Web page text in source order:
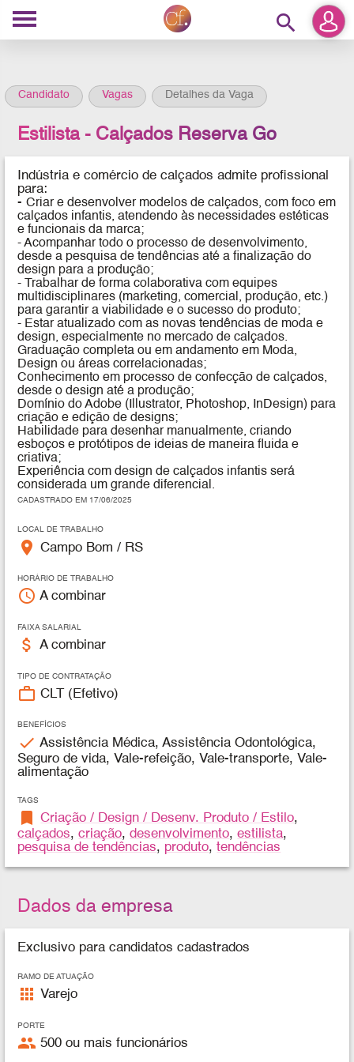
search
Candidato Vagas Detalhes da Vaga
Estilista - Calçados Reserva Go
Indústria e comércio de calçados admite profissional
para:
-Criar e desenvolver modelos de calçados, com foco em
calçados infantis, atendendo às necessidades estéticas
e funcionais da marca;
- Acompanhar todo o processo de desenvolvimento,
desde a pesquisa de tendências até a finalização do
design para a produção;
- Trabalhar de forma colaborativa com equipes
multidisciplinares (marketing, comercial, produção, etc.)
para garantir a viabilidade e o sucesso do produto;
- Estar atualizado com as novas tendências de moda e
design, especialmente no mercado de calçados.
Graduação completa ou em andamento em Moda,
Design ou áreas correlacionadas;
Conhecimento em processo de confecção de calçados,
desde o design até a produção;
Domínio do Adobe (Illustrator, Photoshop, InDesign) para
criação e edição de designs;
Habilidade para desenhar manualmente, criando
esboços e protótipos de ideias de maneira fluida e
criativa;
Experiência com design de calçados infantis será
considerada um grande diferencial.
CADASTRADO EM 17/06/2025
LOCAL DE TRABALHO
place Campo Bom / RS
HORÁRIO DE TRABALHO
access_time A combinar
FAIXA SALARIAL
attach_money A combinar
TIPO DE CONTRATAÇÃO
work_outline CLT (Efetivo)
BENEFÍCIOS
check Assistência Médica, Assistência Odontológica,
Seguro de vida, Vale-refeição, Vale-transporte, Vale-
alimentação
TAGS
bookmark Criação / Design / Desenv. Produto / Estilo,
calçados,criação,desenvolvimento,estilista,
pesquisa de tendências, produto,tendências
Dados da empresa
Exclusivo para candidatos cadastrados
RAMO DE ATUAÇÃO
apps Varejo
PORTE
people 500 ou mais funcionários